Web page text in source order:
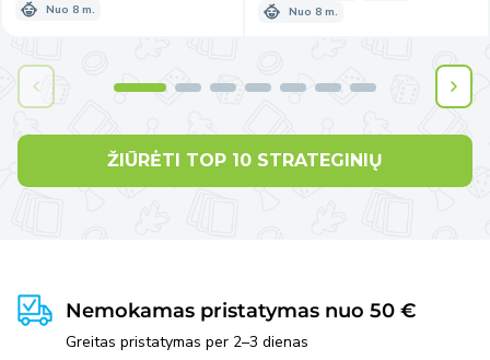
Nuo 8 m.
Nuo 8 m.
ŽIŪRĖTI TOP 10 STRATEGINIŲ
Nemokamas pristatymas nuo 50 €
Greitas pristatymas per 2–3 dienas